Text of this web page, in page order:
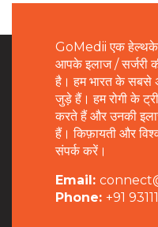
GoMedii एक
आपके इलाज / सर्जरी
है। हम भारत के सबसे
जुड़े हैं। हम रोगी के
करते हैं और उनकी
हैं। किफ़ायती और
संपर्क करें।
Email:
Phone: +91